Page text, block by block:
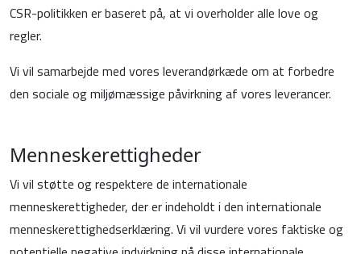
CSR-politikken er baseret på, at vi overholder alle love og
regler.
Vi vil samarbejde med vores leverandørkæde om at forbedre
den sociale og miljømæssige påvirkning af vores leverancer.
Menneskerettigheder
Vi vil støtte og respektere de internationale
menneskerettigheder, der er indeholdt i den internationale
menneskerettighedserklæring. Vi vil vurdere vores faktiske og